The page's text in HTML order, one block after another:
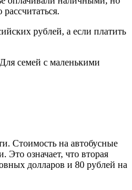
рублей, а если платить
семей с маленькими
Стоимость на автобусные
означает, что вторая
долларов и 80 рублей на